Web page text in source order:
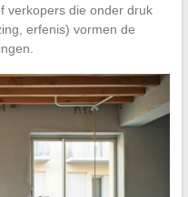
verkopers die onder druk
erfenis) vormen de